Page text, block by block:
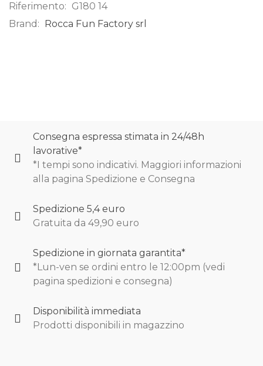
Riferimento: G180 14
Brand:
Rocca Fun Factory srl
Consegna espressa stimata in 24/48h
lavorative*
*I tempi sono indicativi. Maggiori informazioni
alla pagina Spedizione e Consegna
Spedizione 5,4 euro
Gratuita da 49,90 euro
Spedizione in giornata garantita*
*Lun-ven se ordini entro le 12:00pm (vedi
pagina spedizioni e consegna)
Disponibilità immediata
Prodotti disponibili in magazzino